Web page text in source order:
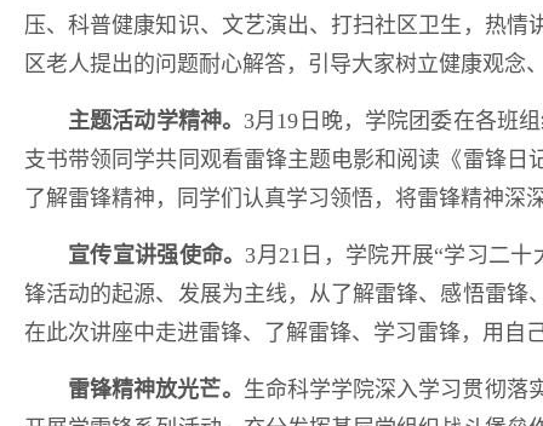
压、科普健康知识、文艺演出、打扫社区卫生，热
区老人提出的问题耐心解答，引导大家树立健康观
主题活动学精神。 3月19日晚，学院团委在各班
支书带领同学共同观看雷锋主题电影和阅读《雷锋
了解雷锋精神，同学们认真学习领悟，将雷锋精神深
宣传宣讲强使命。 3月21日，学院开展“学习二
锋活动的起源、发展为主线，从了解雷锋、感悟雷
在此次讲座中走进雷锋、了解雷锋、学习雷锋，用自
雷锋精神放光芒。 生命科学学院深入学习贯彻落